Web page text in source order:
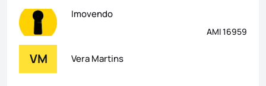
Imovendo
AMI 16959
VM Vera Martins